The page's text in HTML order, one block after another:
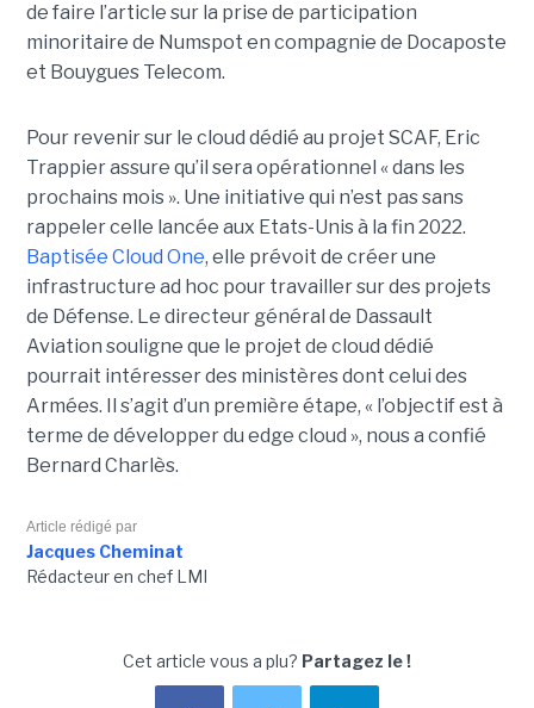
de faire l’article sur la prise de participation
minoritaire de Numspot en compagnie de Docaposte
et Bouygues Telecom.
Pour revenir sur le cloud dédié au projet SCAF, Eric
Trappier assure qu’il sera opérationnel « dans les
prochains mois ». Une initiative qui n’est pas sans
rappeler celle lancée aux Etats-Unis à la fin 2022.
Baptisée Cloud One, elle prévoit de créer une
infrastructure ad hoc pour travailler sur des projets
de Défense. Le directeur général de Dassault
Aviation souligne que le projet de cloud dédié
pourrait intéresser des ministères dont celui des
Armées. Il s’agit d’un première étape, « l’objectif est à
terme de développer du edge cloud », nous a confié
Bernard Charlès.
Article rédigé par
Jacques Cheminat
Rédacteur en chef LMI
Cet article vous a plu? Partagez le !